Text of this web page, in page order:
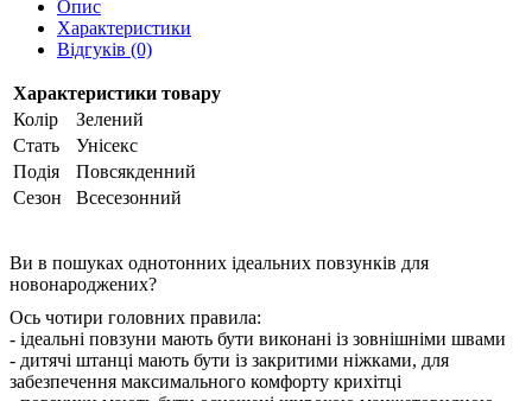
Опис
Характеристики
Відгуків (0)
Характеристики товару
Колір
Зелений
Стать
Унісекс
Подія
Повсякденний
Сезон
Всесезонний
Ви в пошуках однотонних ідеальних повзунків для
новонароджених?
Ось чотири головних правила:
- ідеальні повзуни мають бути виконані із зовнішніми швами
- дитячі штанці мають бути із закритими ніжками, для
забезпечення максимального комфорту крихітці